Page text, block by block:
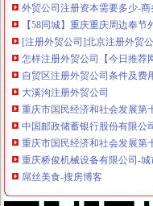
【58同城】重庆重庆周边奉节
[注册外贸公司]北京注册外贸
怎样注册外贸公司【今日推荐
自贸区注册外贸公司条件及费
大溪沟注册外贸公司
重庆市国民经济和社会发展第
中国邮政储蓄银行股份有限公
重庆市国民经济和社会发展第
重庆桥俊机械设备有限公司-城
屌丝美食-搜房博客
安吉县-搜百科
重庆市国民经济和社会发展第